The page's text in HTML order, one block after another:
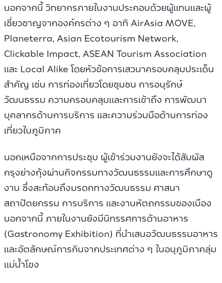
นอกจากนี้ วิทยากรภายในงานประกอบด้วยผู้แทนและผู้
เชี่ยวชาญจากองค์กรต่าง ๆ อาทิ AirAsia MOVE,
Planeterra, Asian Ecotourism Network,
Clickable Impact, ASEAN Tourism Association
และ Local Alike โดยหัวข้อการเสวนาครอบคลุมประเด็น
สำคัญ เช่น การท่องเที่ยวโดยชุมชน การอนุรักษ์
วัฒนธรรม ความครอบคลุมและการเข้าถึง การพัฒนา
บุคลากรด้านการบริการ และความร่วมมือด้านการท่อง
เที่ยวในภูมิภาค
นอกเหนือจากการประชุม ผู้เข้าร่วมงานยังจะได้สัมผัส
กรุงย่างกุ้งผ่านกิจกรรมทางวัฒนธรรมและการศึกษาดู
งาน ซึ่งสะท้อนถึงมรดกทางวัฒนธรรม ศาสนา
สถาปัตยกรรม การบริการ และงานหัตถกรรมของเมือง
นอกจากนี้ ภายในงานยังมีนิทรรศการด้านอาหาร
(Gastronomy Exhibition) ที่นำเสนอวัฒนธรรมอาหาร
และอัตลักษณ์การกินจากประเทศต่าง ๆ ในอนุภูมิภาคลุ่ม
แม่น้ำโขง